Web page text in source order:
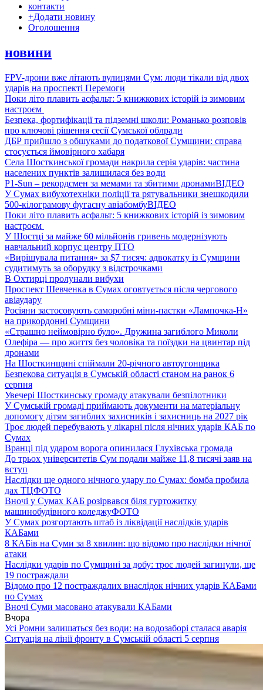
контакти
+Додати новину
Оголошення
новини
FPV-дрони вже літають вулицями Сум: люди тікали від двох
ударів на проспекті Перемоги
Поки літо плавить асфальт: 5 книжкових історій із зимовим
настроєм
Безпека, фортифікації та підземні школи: Романько розповів
про ключові рішення сесії Сумської облради
ДБР прийшло з обшуками до податкової Сумщини: справа
стосується ймовірного хабаря
Села Шосткинської громади накрила серія ударів: частина
населених пунктів залишилася без води
P1-Sun – рекордсмен за мемами та збитими дронамиВІДЕО
У Сумах вибухотехніки поліції та рятувальники знешкодили
500-кілограмову фугасну авіабомбуВІДЕО
Поки літо плавить асфальт: 5 книжкових історій із зимовим
настроєм
У Шостці за майже 60 мільйонів гривень модернізують
навчальний корпус центру ПТО
«Вирішувала питання» за $7 тисяч: адвокатку із Сумщини
судитимуть за оборудку з відстрочками
В Охтирці пролунали вибухи
Проспект Шевченка в Сумах оговтується після чергового
авіаудару
Росіяни застосовують саморобні міни-пастки «Лампочка-Н»
на прикордонні Сумщини
«Страшно неймовірно було». Дружина загиблого Миколи
Олефіра — про життя без чоловіка та поїздки на цвинтар під
дронами
На Шосткинщині спіймали 20-річного автоугонщика
Безпекова ситуація в Сумській області станом на ранок 6
серпня
Увечері Шосткинську громаду атакували безпілотники
У Сумській громаді приймають документи на матеріальну
допомогу дітям загиблих захисників і захисниць на 2027 рік
Троє людей перебувають у лікарні після нічних ударів КАБ по
Сумах
Вранці під ударом ворога опинилася Глухівська громада
До трьох університетів Сум подали майже 11,8 тисячі заяв на
вступ
Наслідки ще одного нічного удару по Сумах: бомба пробила
дах ТЦФОТО
Вночі у Сумах КАБ розірвався біля гуртожитку
машинобудівного коледжуФОТО
У Сумах розгортають штаб із ліквідації наслідків ударів
КАБами
8 КАБів на Суми за 8 хвилин: що відомо про наслідки нічної
атаки
Наслідки ударів по Сумщині за добу: троє людей загинули, ще
19 постраждали
Відомо про 12 постраждалих внаслідок нічних ударів КАБами
по Сумах
Вночі Суми масовано атакували КАБами
Вчора
Усі Ромни залишаться без води: на водозаборі сталася аварія
Ситуація на лінії фронту в Сумській області 5 серпня